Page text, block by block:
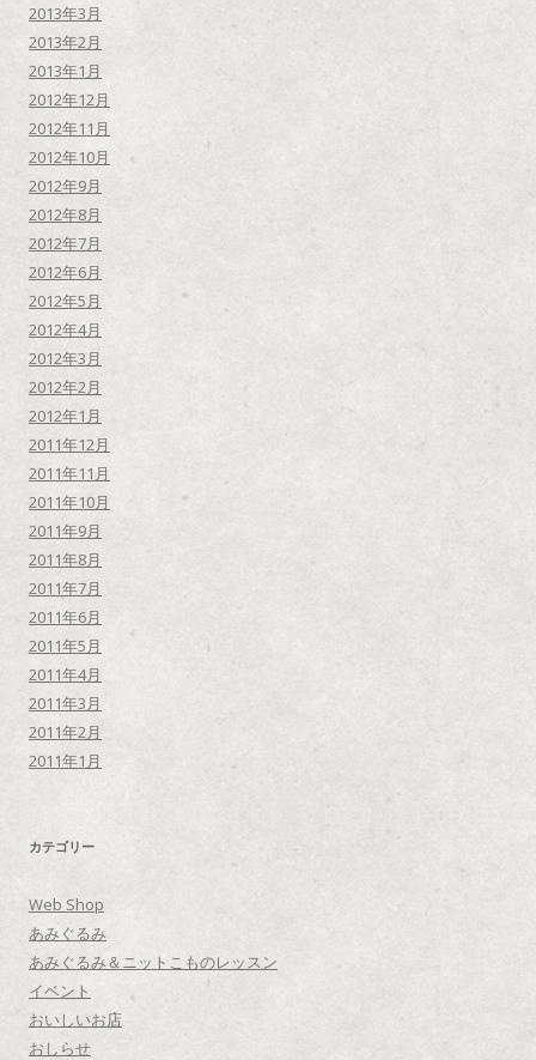
2013年3月
2013年2月
2013年1月
2012年12月
2012年11月
2012年10月
2012年9月
2012年8月
2012年7月
2012年6月
2012年5月
2012年4月
2012年3月
2012年2月
2012年1月
2011年12月
2011年11月
2011年10月
2011年9月
2011年8月
2011年7月
2011年6月
2011年5月
2011年4月
2011年3月
2011年2月
2011年1月
カテゴリー
Web Shop
あみぐるみ
あみぐるみ＆ニットこものレッスン
イベント
おいしいお店
おしらせ